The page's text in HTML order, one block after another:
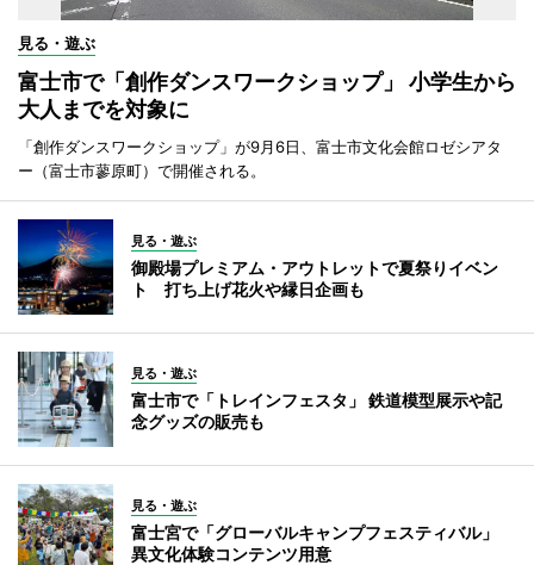
見る・遊ぶ
富士市で「創作ダンスワークショップ」 小学生から
大人までを対象に
「創作ダンスワークショップ」が9月6日、富士市文化会館ロゼシアタ
ー（富士市蓼原町）で開催される。
見る・遊ぶ
御殿場プレミアム・アウトレットで夏祭りイベン
ト 打ち上げ花火や縁日企画も
見る・遊ぶ
富士市で「トレインフェスタ」 鉄道模型展示や記
念グッズの販売も
見る・遊ぶ
富士宮で「グローバルキャンプフェスティバル」
異文化体験コンテンツ用意